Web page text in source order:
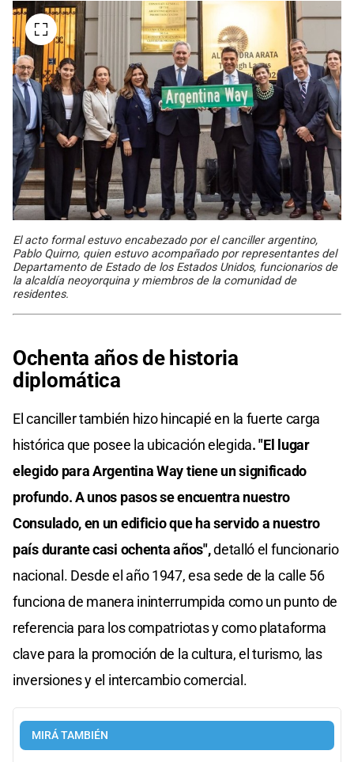
El acto formal estuvo encabezado por el canciller argentino,
Pablo Quirno, quien estuvo acompañado por representantes del
Departamento de Estado de los Estados Unidos, funcionarios de
la alcaldía neoyorquina y miembros de la comunidad de
residentes.
Ochenta años de historia
diplomática
El canciller también hizo hincapié en la fuerte carga
histórica que posee la ubicación elegida. "El lugar
elegido para Argentina Way tiene un significado
profundo. A unos pasos se encuentra nuestro
Consulado, en un edificio que ha servido a nuestro
país durante casi ochenta años",detalló el funcionario
nacional. Desde el año 1947, esa sede de la calle 56
funciona de manera ininterrumpida como un punto de
referencia para los compatriotas y como plataforma
clave para la promoción de la cultura, el turismo, las
inversiones y el intercambio comercial.
MIRÁ TAMBIÉN